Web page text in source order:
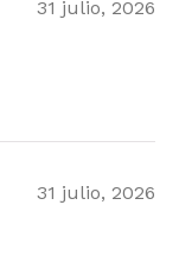
31 julio, 2026
31 julio, 2026